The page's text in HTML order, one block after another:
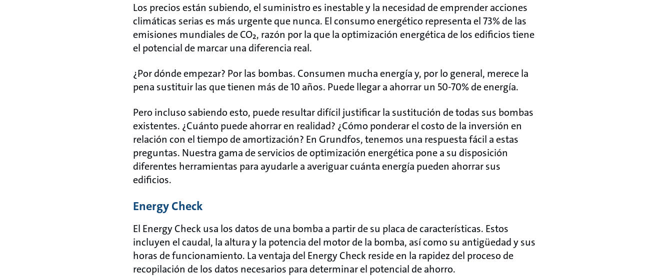
Los precios están subiendo, el suministro es inestable y la necesidad de emprender acciones
climáticas serias es más urgente que nunca. El consumo energético representa el 73% de las
emisiones mundiales de CO₂, razón por la que la optimización energética de los edificios tiene
el potencial de marcar una diferencia real.
¿Por dónde empezar? Por las bombas. Consumen mucha energía y, por lo general, merece la
pena sustituir las que tienen más de 10 años. Puede llegar a ahorrar un 50-70% de energía.
Pero incluso sabiendo esto, puede resultar difícil justificar la sustitución de todas sus bombas
existentes. ¿Cuánto puede ahorrar en realidad? ¿Cómo ponderar el costo de la inversión en
relación con el tiempo de amortización? En Grundfos, tenemos una respuesta fácil a estas
preguntas. Nuestra gama de servicios de optimización energética pone a su disposición
diferentes herramientas para ayudarle a averiguar cuánta energía pueden ahorrar sus
edificios.
Energy Check
El Energy Check usa los datos de una bomba a partir de su placa de características. Estos
incluyen el caudal, la altura y la potencia del motor de la bomba, así como su antigüedad y sus
horas de funcionamiento. La ventaja del Energy Check reside en la rapidez del proceso de
recopilación de los datos necesarios para determinar el potencial de ahorro.